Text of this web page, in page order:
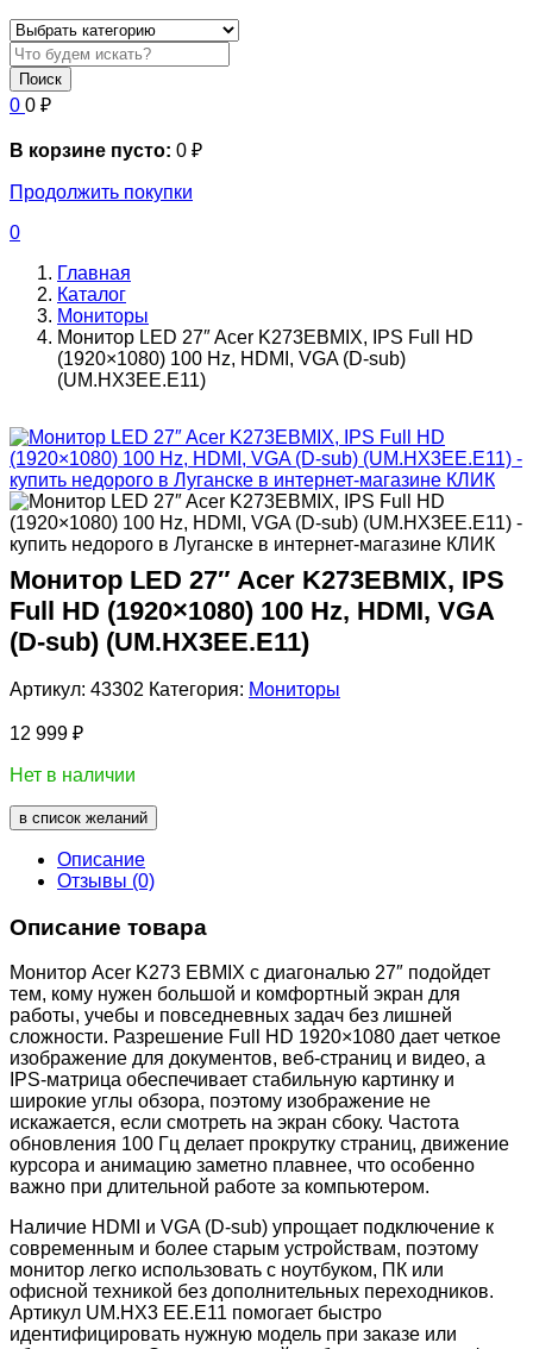
Поиск
0 0 ₽
В корзине пусто: 0 ₽
Продолжить покупки
0
Главная
Каталог
Мониторы
Монитор LED 27″ Acer K273EBMIX, IPS Full HD
(1920×1080) 100 Hz, HDMI, VGA (D-sub)
(UM.HX3EE.E11)
Монитор LED 27″ Acer K273EBMIX, IPS
Full HD (1920×1080) 100 Hz, HDMI, VGA
(D-sub) (UM.HX3EE.E11)
Артикул: 43302 Категория: Мониторы
12 999 ₽
Нет в наличии
в список желаний
Описание
Отзывы (0)
Описание товара
Монитор Acer K273 EBMIX с диагональю 27″ подойдет
тем, кому нужен большой и комфортный экран для
работы, учебы и повседневных задач без лишней
сложности. Разрешение Full HD 1920×1080 дает четкое
изображение для документов, веб-страниц и видео, а
IPS-матрица обеспечивает стабильную картинку и
широкие углы обзора, поэтому изображение не
искажается, если смотреть на экран сбоку. Частота
обновления 100 Гц делает прокрутку страниц, движение
курсора и анимацию заметно плавнее, что особенно
важно при длительной работе за компьютером.
Наличие HDMI и VGA (D-sub) упрощает подключение к
современным и более старым устройствам, поэтому
монитор легко использовать с ноутбуком, ПК или
офисной техникой без дополнительных переходников.
Артикул UM.HX3 EE.E11 помогает быстро
идентифицировать нужную модель при заказе или